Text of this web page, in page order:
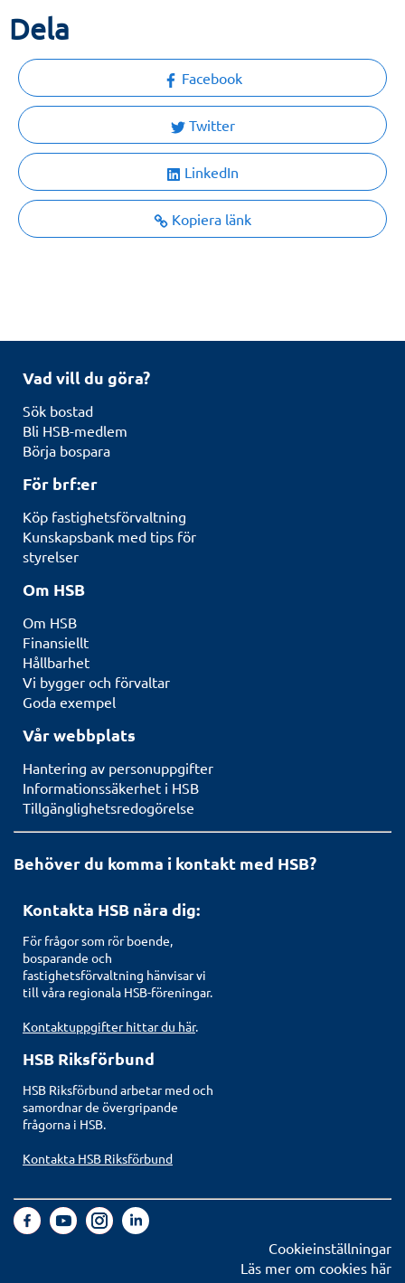
Dela
Facebook
Twitter
LinkedIn
Kopiera länk
Vad vill du göra?
Sök bostad
Bli HSB-medlem
Börja bospara
För brf:er
Köp fastighetsförvaltning
Kunskapsbank med tips för
styrelser
Om HSB
Om HSB
Finansiellt
Hållbarhet
Vi bygger och förvaltar
Goda exempel
Vår webbplats
Hantering av personuppgifter
Informationssäkerhet i HSB
Tillgänglighetsredogörelse
Behöver du komma i kontakt med HSB?
Kontakta HSB nära dig:
För frågor som rör boende,
bosparande och
fastighetsförvaltning hänvisar vi
till våra regionala HSB-föreningar.
Kontaktuppgifter hittar du här.
HSB Riksförbund
HSB Riksförbund arbetar med och
samordnar de övergripande
frågorna i HSB.
Kontakta HSB Riksförbund
Cookieinställningar
Läs mer om cookies här